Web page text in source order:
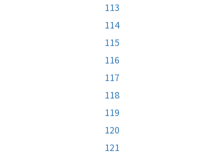
113
114
115
116
117
118
119
120
121